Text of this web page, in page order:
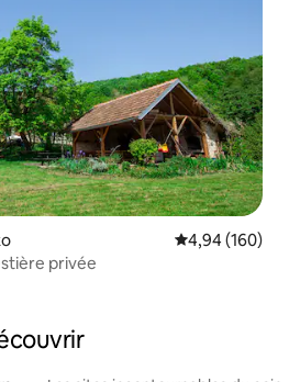
Note
4,94 (160)
privée